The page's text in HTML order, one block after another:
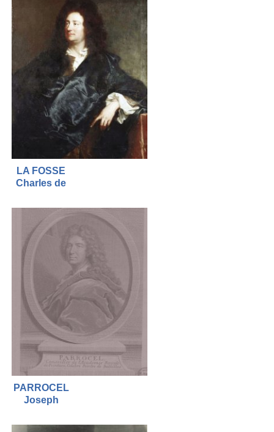
LA FOSSE
Charles de
PARROCEL
Joseph